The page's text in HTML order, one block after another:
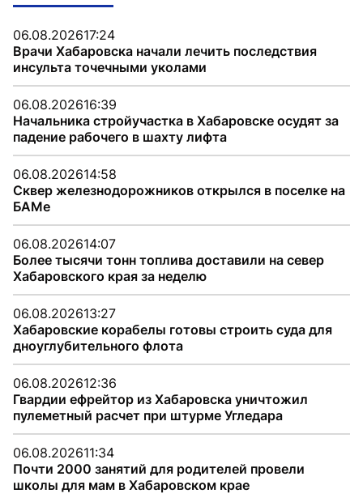
06.08.202617:24
Врачи Хабаровска начали лечить последствия
инсульта точечными уколами
06.08.202616:39
Начальника стройучастка в Хабаровске осудят за
падение рабочего в шахту лифта
06.08.202614:58
Сквер железнодорожников открылся в поселке на
БАМе
06.08.202614:07
Более тысячи тонн топлива доставили на север
Хабаровского края за неделю
06.08.202613:27
Хабаровские корабелы готовы строить суда для
дноуглубительного флота
06.08.202612:36
Гвардии ефрейтор из Хабаровска уничтожил
пулеметный расчет при штурме Угледара
06.08.202611:34
Почти 2000 занятий для родителей провели
школы для мам в Хабаровском крае